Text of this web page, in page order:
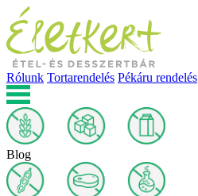
Rólunk Tortarendelés Pékáru rendelés
Blog